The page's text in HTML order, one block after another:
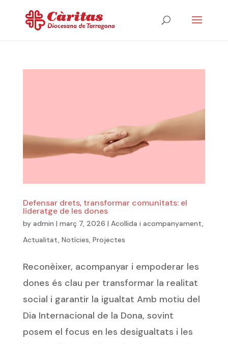
Defensar drets, transformar comunitats: el
lideratge de les dones
by admin | març 7, 2026 | Acollida i acompanyament,
Actualitat, Notícies, Projectes
Reconèixer, acompanyar i empoderar les
dones és clau per transformar la realitat
social i garantir la igualtat Amb motiu del
Dia Internacional de la Dona, sovint
posem el focus en les desigualtats i les